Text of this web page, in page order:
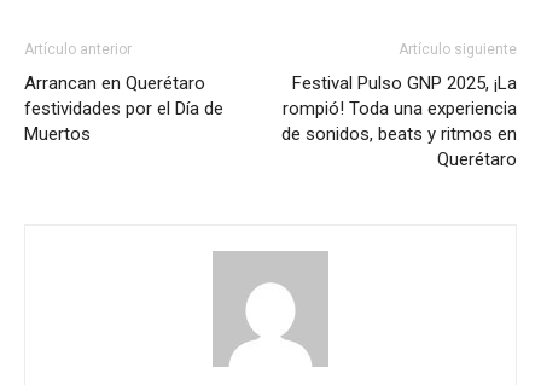
Artículo anterior
Arrancan en Querétaro
festividades por el Día de
Muertos
Artículo siguiente
Festival Pulso GNP 2025, ¡La
rompió! Toda una experiencia
de sonidos, beats y ritmos en
Querétaro